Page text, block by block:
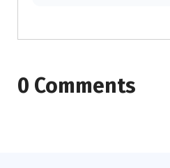
0 Comments